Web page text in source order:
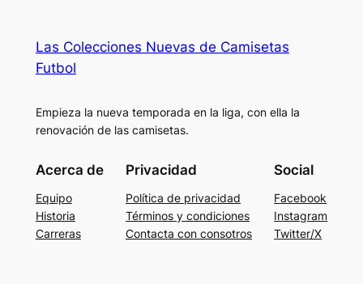
Las Colecciones Nuevas de Camisetas
Futbol
Empieza la nueva temporada en la liga, con ella la
renovación de las camisetas.
Acerca de
Equipo
Historia
Carreras
Privacidad
Política de privacidad
Términos y condiciones
Contacta con consotros
Social
Facebook
Instagram
Twitter/X